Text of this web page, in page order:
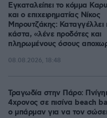
Εγκαταλείπει το κόμμα
και ο επιχειρηματίας Νίκος
Μπρουτζάκης: Καταγγέλλει
κάστα, «λένε προδότες και
πληρωμένους όσους
08.08.2026, 18:48
Τραγωδία στην Πάρο:
4χρονος σε πισίνα beach
ο μπάρμαν για να τον σώσει